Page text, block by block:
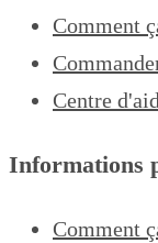
Comment
Centre
Informations
Comment